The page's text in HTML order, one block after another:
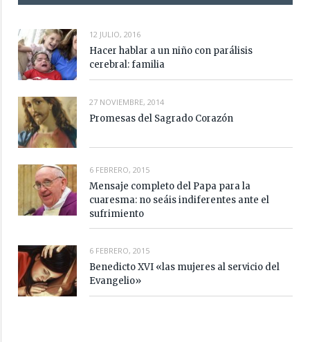
12 JULIO, 2016
Hacer hablar a un niño con parálisis
cerebral: familia
27 NOVIEMBRE, 2014
Promesas del Sagrado Corazón
6 FEBRERO, 2015
Mensaje completo del Papa para la
cuaresma: no seáis indiferentes ante el
sufrimiento
6 FEBRERO, 2015
Benedicto XVI «las mujeres al servicio del
Evangelio»